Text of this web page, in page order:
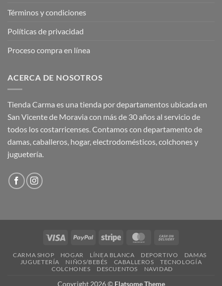
Términos y condiciones
Políticas de privacidad
Proceso compra en línea
ACERCA DE NOSOTROS
Tienda Carma es una tienda por departamentos ubicada en
San Vicente de Moravia con más de 30 años al servicio de
todos los costarricenses. Contamos con departamento de
damas, caballeros, hogar, electrodomésticos, colchones y
juguetería.
Visa PayPal Stripe MasterCard
Delivery
CARMA SHOP HOGAR LÍNEA BLANCA DEPORTIVO
DAMAS
JUGUETERÍA
NIÑOS/BEBÉS CABALLEROS
TECNOLOGÍA
COLCHONES
DESCUENTOS NAVIDAD
Copyright 2026 © Flatsome Theme